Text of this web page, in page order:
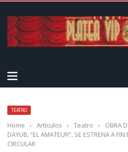
TEATRO
Home › Artículos › Teatro ›
OBRA
DAYUB, “EL AMATEUR”, SE ESTRENA A
CIRCULAR